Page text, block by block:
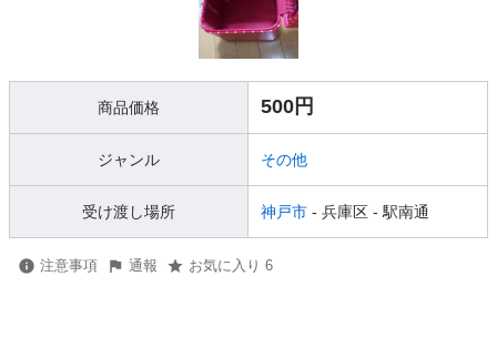
商品価格 500円
ジャンル その他
受け渡し場所 神戸市 - 兵庫区 - 駅南通
注意事項 通報 お気に入り 6